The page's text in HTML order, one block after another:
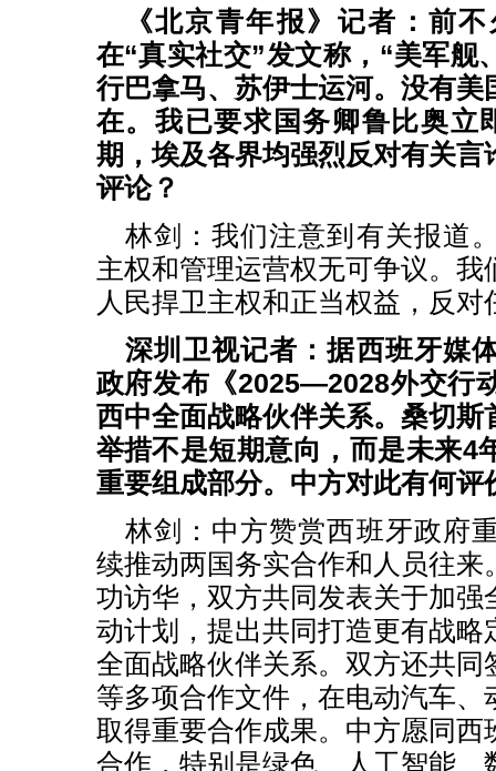
《北京青年报》记者：前
在“真实社交”发文称，“美军舰
行巴拿马、苏伊士运河。没有美
在。我已要求国务卿鲁比奥立
期，埃及各界均强烈反对有关言
评论？
林剑：我们注意到有关报道
主权和管理运营权无可争议。我
人民捍卫主权和正当权益，反对
深圳卫视记者：据西班牙媒
政府发布《2025—2028外交行
西中全面战略伙伴关系。桑切斯
举措不是短期意向，而是未来4
重要组成部分。中方对此有何评
林剑：中方赞赏西班牙政府
续推动两国务实合作和人员往来
功访华，双方共同发表关于加强
动计划，提出共同打造更有战略
全面战略伙伴关系。双方还共同
等多项合作文件，在电动汽车、
取得重要合作成果。中方愿同西
合作，特别是绿色、人工智能、